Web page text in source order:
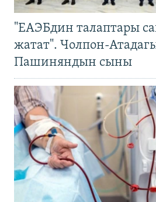
"ЕАЭБдин талаптары
жатат". Чолпон-
Пашиняндын сыны